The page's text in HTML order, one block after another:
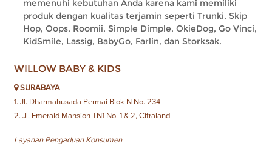
memenuhi kebutuhan Anda karena kami memiliki
produk dengan kualitas terjamin seperti Trunki, Skip
Hop, Oops, Roomii, Simple Dimple, OkieDog, Go Vinci,
KidSmile, Lassig, BabyGo, Farlin, dan Storksak.
WILLOW BABY & KIDS
SURABAYA
1. Jl. Dharmahusada Permai Blok N No. 234
2. Jl. Emerald Mansion TN1 No. 1 & 2, Citraland
Layanan Pengaduan Konsumen